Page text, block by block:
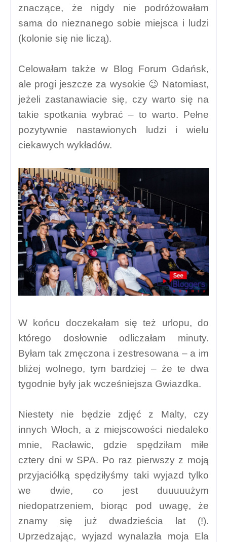
znaczące, że nigdy nie podróżowałam
sama do nieznanego sobie miejsca i ludzi
(kolonie się nie liczą).
Celowałam także w Blog Forum Gdańsk,
ale progi jeszcze za wysokie 😉 Natomiast,
jeżeli zastanawiacie się, czy warto się na
takie spotkania wybrać – to warto. Pełne
pozytywnie nastawionych ludzi i wielu
ciekawych wykładów.
W końcu doczekałam się też urlopu, do
którego dosłownie odliczałam minuty.
Byłam tak zmęczona i zestresowana – a im
bliżej wolnego, tym bardziej – że te dwa
tygodnie były jak wcześniejsza Gwiazdka.
Niestety nie będzie zdjęć z Malty, czy
innych Włoch, a z miejscowości niedaleko
mnie, Racławic, gdzie spędziłam miłe
cztery dni w SPA. Po raz pierwszy z moją
przyjaciółką spędziłyśmy taki wyjazd tylko
we dwie, co jest duuuuużym
niedopatrzeniem, biorąc pod uwagę, że
znamy się już dwadzieścia lat (!).
Uprzedzając, wyjazd wynalazła moja Ela